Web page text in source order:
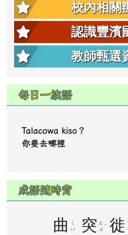
校內相關
認識豐濱
教師甄選
每日一族語
Talacowa kiso？
你要去哪裡
成語隨時背
曲
ㄑ
ㄩ
突 ㄊ
ㄨ ˊ 徙